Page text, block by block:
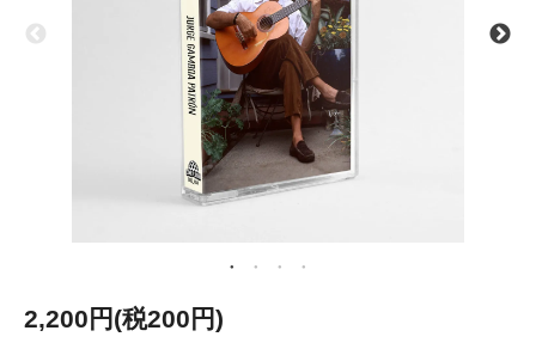
2,200円(税200円)